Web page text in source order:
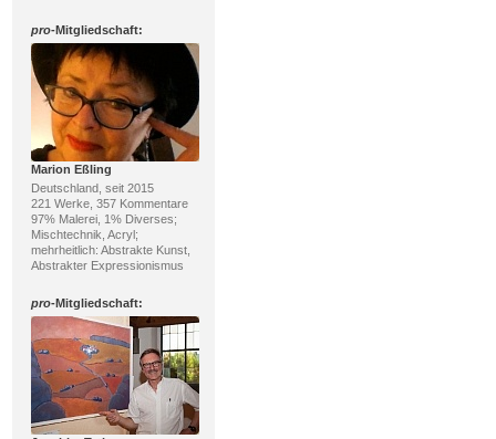
pro-Mitgliedschaft:
Marion Eßling
Deutschland, seit 2015
221 Werke, 357 Kommentare
97% Malerei, 1% Diverses;
Mischtechnik, Acryl;
mehrheitlich: Abstrakte Kunst,
Abstrakter Expressionismus
pro-Mitgliedschaft: